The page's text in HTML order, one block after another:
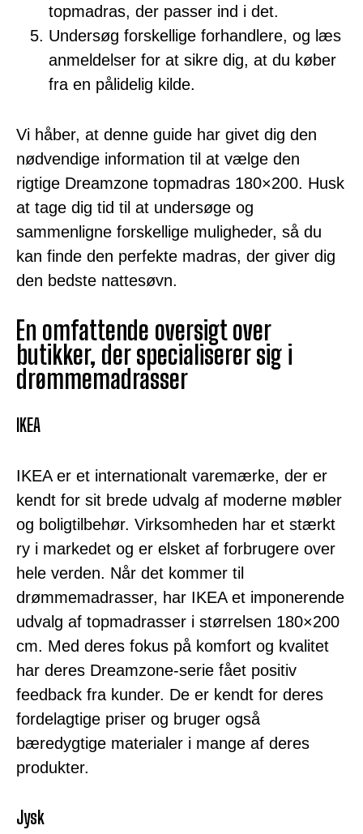
topmadras, der passer ind i det.
Undersøg forskellige forhandlere, og læs
anmeldelser for at sikre dig, at du køber
fra en pålidelig kilde.
Vi håber, at denne guide har givet dig den
nødvendige information til at vælge den
rigtige Dreamzone topmadras 180×200. Husk
at tage dig tid til at undersøge og
sammenligne forskellige muligheder, så du
kan finde den perfekte madras, der giver dig
den bedste nattesøvn.
En omfattende oversigt over
butikker, der specialiserer sig i
drømmemadrasser
IKEA
IKEA er et internationalt varemærke, der er
kendt for sit brede udvalg af moderne møbler
og boligtilbehør. Virksomheden har et stærkt
ry i markedet og er elsket af forbrugere over
hele verden. Når det kommer til
drømmemadrasser, har IKEA et imponerende
udvalg af topmadrasser i størrelsen 180×200
cm. Med deres fokus på komfort og kvalitet
har deres Dreamzone-serie fået positiv
feedback fra kunder. De er kendt for deres
fordelagtige priser og bruger også
bæredygtige materialer i mange af deres
produkter.
Jysk